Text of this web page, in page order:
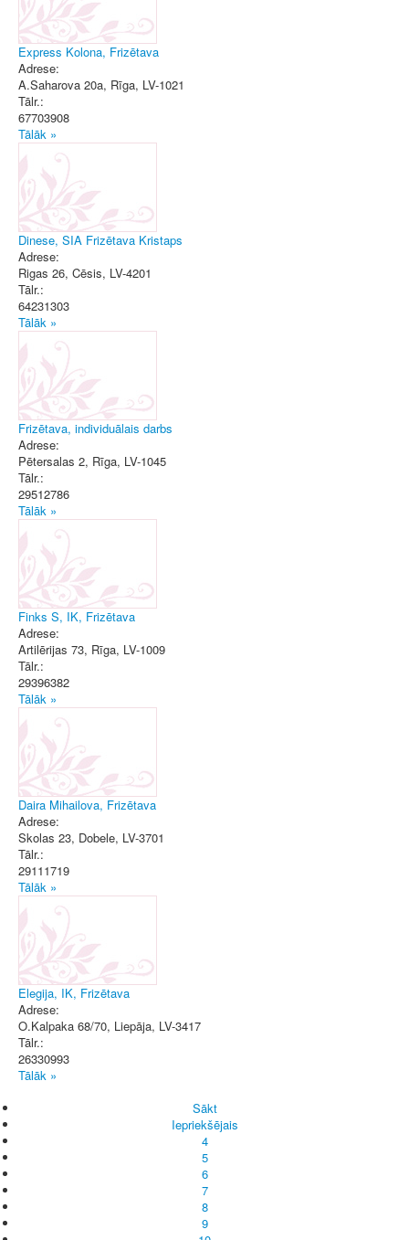
Express Kolona, Frizētava
Adrese:
A.Saharova 20a, Rīga, LV-1021
Tālr.:
67703908
Tālāk »
Dinese, SIA Frizētava Kristaps
Adrese:
Rigas 26, Cēsis, LV-4201
Tālr.:
64231303
Tālāk »
Frizētava, individuālais darbs
Adrese:
Pētersalas 2, Rīga, LV-1045
Tālr.:
29512786
Tālāk »
Finks S, IK, Frizētava
Adrese:
Artilērijas 73, Rīga, LV-1009
Tālr.:
29396382
Tālāk »
Daira Mihailova, Frizētava
Adrese:
Skolas 23, Dobele, LV-3701
Tālr.:
29111719
Tālāk »
Elegija, IK, Frizētava
Adrese:
O.Kalpaka 68/70, Liepāja, LV-3417
Tālr.:
26330993
Tālāk »
Sākt
Iepriekšējais
4
5
6
7
8
9